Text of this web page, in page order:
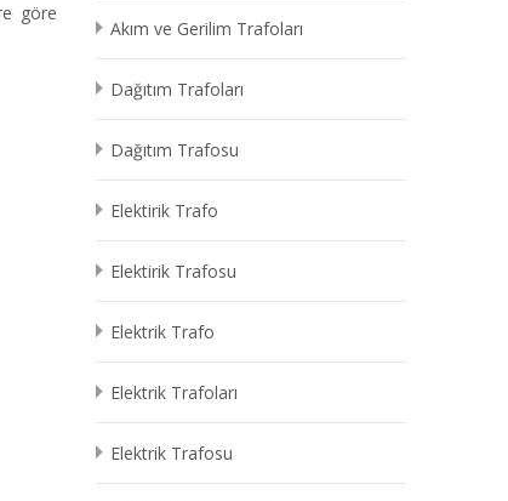
göre
Akım ve Gerilim Trafoları
Dağıtım Trafoları
Dağıtım Trafosu
Elektirik Trafo
Elektirik Trafosu
Elektrik Trafo
Elektrik Trafoları
Elektrik Trafosu